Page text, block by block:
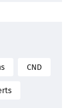
CND